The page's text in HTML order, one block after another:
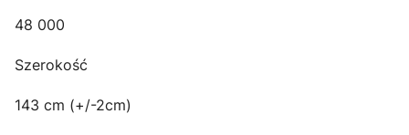
48 000
Szerokość
143 cm (+/-2cm)